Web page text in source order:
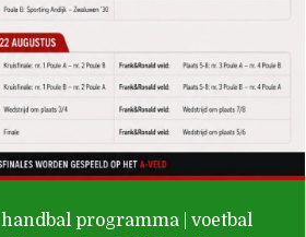
handbal programma
voetbal